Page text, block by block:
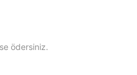
ödersiniz.